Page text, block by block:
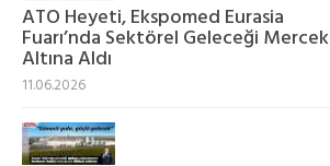
ATO Heyeti, Ekspomed Eurasia
Fuarı’nda Sektörel Geleceği Mercek
Altına Aldı
11.06.2026